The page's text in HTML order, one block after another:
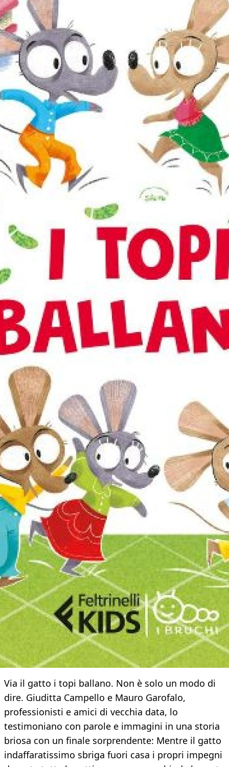
Via il gatto i topi ballano. Non è solo un modo di
dire. Giuditta Campello e Mauro Garofalo,
professionisti e amici di vecchia data, lo
testimoniano con parole e immagini in una storia
briosa con un finale sorprendente: Mentre il gatto
indaffaratissimo sbriga fuori casa i propri impegni